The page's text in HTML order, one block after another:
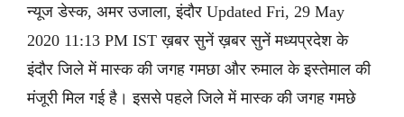
न्यूज डेस्क, अमर उजाला, इंदौर Updated Fri, 29 May
2020 11:13 PM IST ख़बर सुनें ख़बर सुनें मध्यप्रदेश के
इंदौर जिले में मास्क की जगह गमछा और रुमाल के इस्तेमाल की
मंजूरी मिल गई है। इससे पहले जिले में मास्क की जगह गमछे